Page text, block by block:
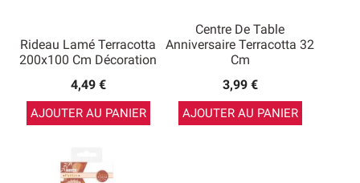
Rideau Lamé Terracotta
200x100 Cm Décoration
4,49 €
AJOUTER AU PANIER
Centre De Table
Anniversaire Terracotta 32
Cm
3,99 €
AJOUTER AU PANIER